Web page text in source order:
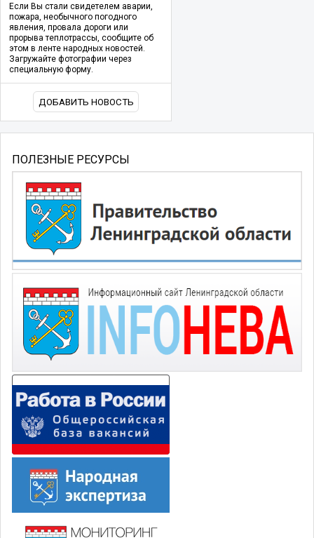
Если Вы стали свидетелем аварии,
пожара, необычного погодного
явления, провала дороги или
прорыва теплотрассы, сообщите об
этом в ленте народных новостей.
Загружайте фотографии через
специальную форму.
ДОБАВИТЬ НОВОСТЬ
ПОЛЕЗНЫЕ РЕСУРСЫ